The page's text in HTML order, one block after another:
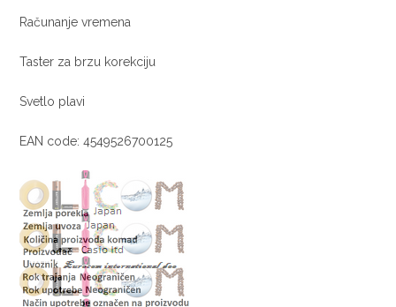
Računanje vremena
Taster za brzu korekciju
Svetlo plavi
EAN code: 4549526700125